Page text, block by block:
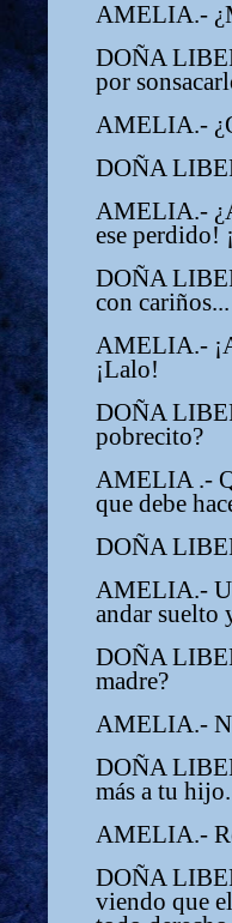
AMELIA.-
DOÑA
por
AMELIA.-
DOÑA
AMELIA.-
ese perdido!
DOÑA
con
AMELIA.-
¡Lalo!
DOÑA
pobrecito?
AMELIA .-
que debe
DOÑA
AMELIA.-
andar suelto
DOÑA
madre?
AMELIA.-
DOÑA
más a tu hijo.
AMELIA.-
DOÑA
viendo que